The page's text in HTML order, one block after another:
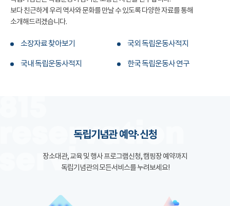
보다 친근하게 우리 역사와 문화를 만날 수 있도록 다양한 자료를 통해
소개해드리겠습니다.
소장자료 찾아보기 국외 독립운동사적지
국내 독립운동사적지 한국 독립운동사 연구
독립기념관 예약·신청
장소대관, 교육 및 행사 프로그램신청, 캠핑장 예약까지
독립기념관의 모든서비스를 누려보세요!